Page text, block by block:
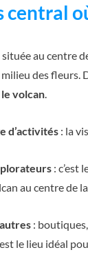
central
située au centre
des fleurs.
volcan.
d’activités : la
: c’est
au centre de
:
le lieu idéal